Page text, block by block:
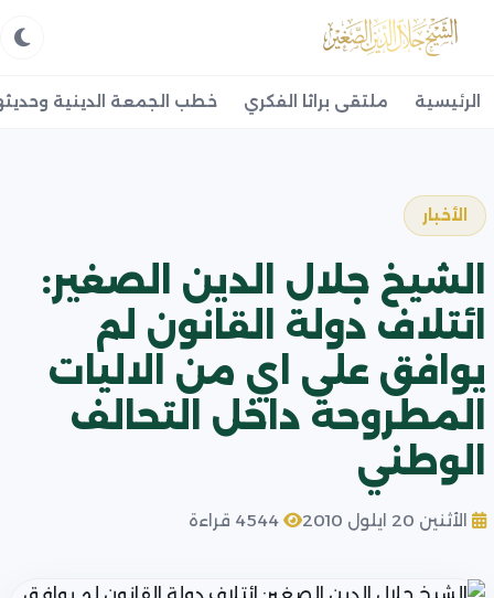
الرئيسية ملتقى براثا الفكري خطب الجمعة الدينية
الأخبار
الشيخ جلال الدين الصغير:
ائتلاف دولة القانون لم
يوافق على اي من الاليات
المطروحة داخل التحالف
الوطني
الأثنين 20 ايلول 2010